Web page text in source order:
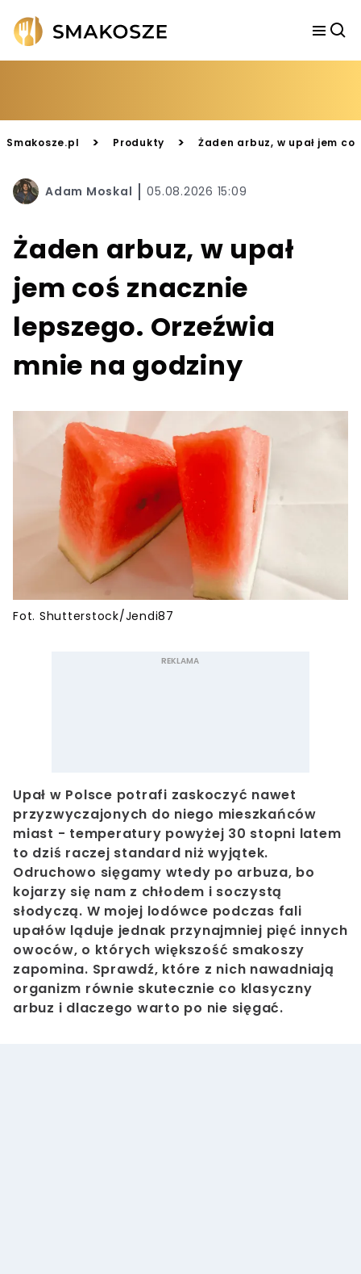
Smakosze.pl > Produkty > Żaden arbuz, w upał jem
Adam Moskal 05.08.2026 15:09
Żaden arbuz, w upał
jem coś znacznie
lepszego. Orzeźwia
mnie na godziny
Fot. Shutterstock/Jendi87
Upał w Polsce potrafi zaskoczyć nawet
przyzwyczajonych do niego mieszkańców
miast - temperatury powyżej 30 stopni latem
to dziś raczej standard niż wyjątek.
Odruchowo sięgamy wtedy po arbuza, bo
kojarzy się nam z chłodem i soczystą
słodyczą. W mojej lodówce podczas fali
upałów ląduje jednak przynajmniej pięć innych
owoców, o których większość smakoszy
zapomina. Sprawdź, które z nich nawadniają
organizm równie skutecznie co klasyczny
arbuz i dlaczego warto po nie sięgać.